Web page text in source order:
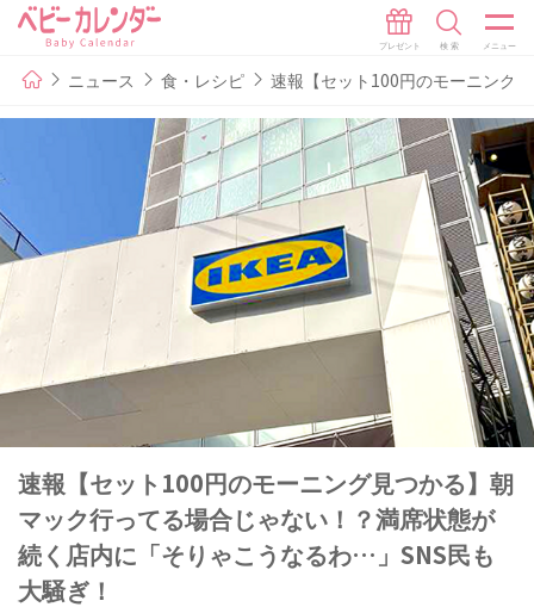
ニュース 食・レシピ 速報【セット100円のモーニング
速報【セット100円のモーニング見つかる】朝
マック行ってる場合じゃない！？満席状態が
続く店内に「そりゃこうなるわ…」SNS民も
大騒ぎ！